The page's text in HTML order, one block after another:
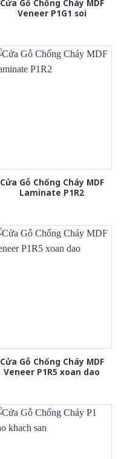
Cửa Gỗ Chống Cháy MDF
Veneer P1G1 soi
Cửa Gỗ Chống Cháy MDF
Laminate P1R2
Cửa Gỗ Chống Cháy MDF
Veneer P1R5 xoan dao